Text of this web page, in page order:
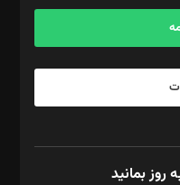
روز بمانید